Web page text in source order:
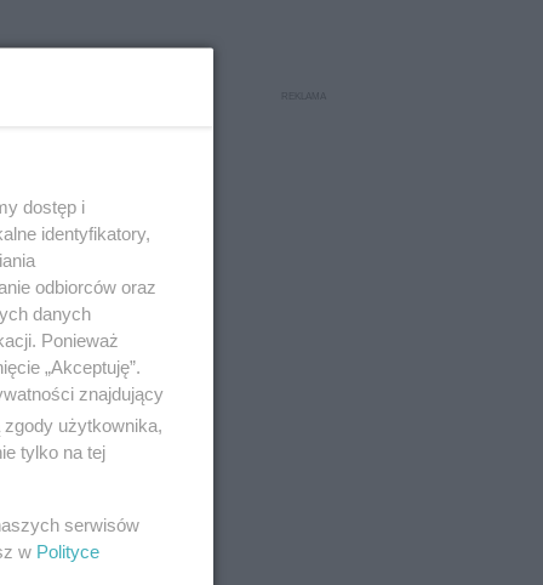
decyzją
dostęp i
identyfikatory,
odbiorców oraz
danych
Ponieważ
„Akceptuję”.
znajdujący
użytkownika,
tylko na tej
serwisów
w Polityce